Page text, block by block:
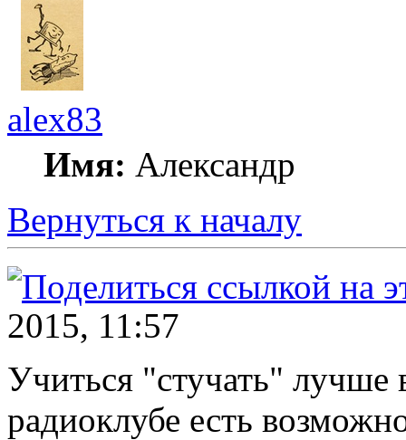
alex83
Имя: Александр
Вернуться к началу
2015, 11:57
Учиться "стучать"
радиоклубе есть